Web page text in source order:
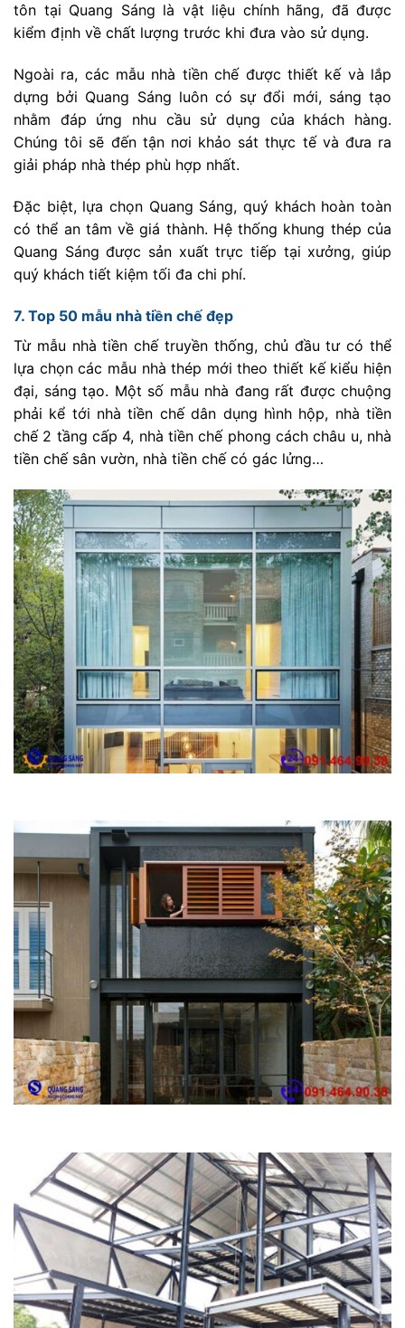
tôn tại Quang Sáng là vật liệu chính hãng, đã được
kiểm định về chất lượng trước khi đưa vào sử dụng.
Ngoài ra, các mẫu nhà tiền chế được thiết kế và lắp
dựng bởi Quang Sáng luôn có sự đổi mới, sáng tạo
nhằm đáp ứng nhu cầu sử dụng của khách hàng.
Chúng tôi sẽ đến tận nơi khảo sát thực tế và đưa ra
giải pháp nhà thép phù hợp nhất.
Đặc biệt, lựa chọn Quang Sáng, quý khách hoàn toàn
có thể an tâm về giá thành. Hệ thống khung thép của
Quang Sáng được sản xuất trực tiếp tại xưởng, giúp
quý khách tiết kiệm tối đa chi phí.
7. Top 50 mẫu nhà tiền chế đẹp
Từ mẫu nhà tiền chế truyền thống, chủ đầu tư có thể
lựa chọn các mẫu nhà thép mới theo thiết kế kiểu hiện
đại, sáng tạo. Một số mẫu nhà đang rất được chuộng
phải kể tới nhà tiền chế dân dụng hình hộp, nhà tiền
chế 2 tầng cấp 4, nhà tiền chế phong cách châu u, nhà
tiền chế sân vườn, nhà tiền chế có gác lửng…